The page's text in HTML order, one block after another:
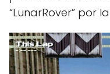
“LunarRover” por